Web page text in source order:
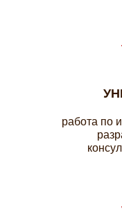
работа по